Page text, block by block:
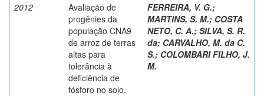
2012
Avaliação de
progênies da
população CNA9
de arroz de terras
altas para
tolerância à
deficiência de
fósforo no solo.
FERREIRA, V. G.;
MARTINS, S. M.; COSTA
NETO, C. A.; SILVA, S. R.
da; CARVALHO, M. da C.
S.; COLOMBARI FILHO, J.
M.